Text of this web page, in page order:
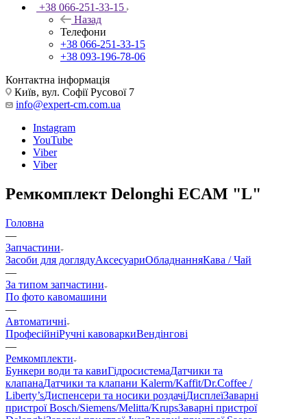
+38 066-251-33-15
Назад
Телефони
+38 066-251-33-15
+38 093-196-78-06
Контактна інформація
Київ, вул. Софії Русової 7
info@expert-cm.com.ua
Instagram
YouTube
Viber
Viber
Ремкомплект Delonghi ECAM "L"
Головна
—
Запчастини
Засоби для доглядуАксесуариОбладнанняКава / Чай
—
За типом запчастини
По фото кавомашини
—
Автоматичні
ПрофесійніРучні кавоваркиВендінгові
—
Ремкомплекти
Бункери води та кавиГідросистемаДатчики та
клапанаДатчики та клапани Kalerm/Kaffit/Dr.Coffee /
Liberty’sДиспенсери та носики роздачіДисплеїЗаварні
пристрої Bosch/Siemens/Melitta/KrupsЗаварні пристрої